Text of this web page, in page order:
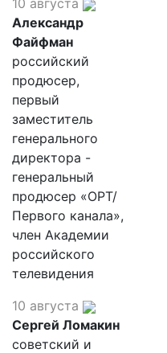
Александр
Файфман
российский
продюсер,
первый
заместитель
генерального
директора -
генеральный
продюсер «ОРТ/
Первого канала»,
член Академии
российского
телевидения
10 августа
Сергей Ломакин
советский и